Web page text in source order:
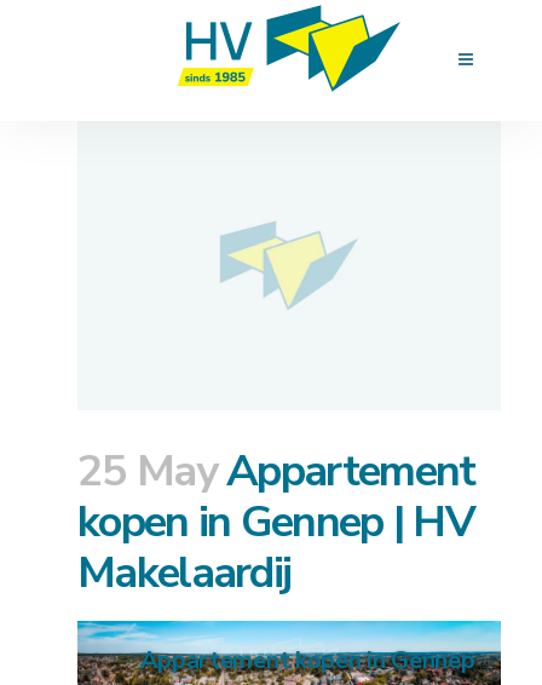
25 MayAppartement
kopen in Gennep | HV
Makelaardij
Appartement kopen in Gennep